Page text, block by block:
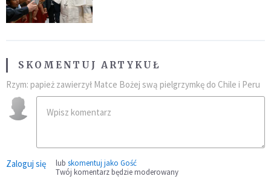
SKOMENTUJ ARTYKUŁ
Rzym: papież zawierzył Matce Bożej swą pielgrzymkę do Chile i Peru
Zaloguj się lub skomentuj jako Gość
Twój komentarz będzie moderowany